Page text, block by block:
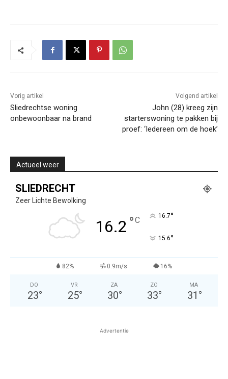
Vorig artikel
Sliedrechtse woning
onbewoonbaar na brand
Volgend artikel
John (28) kreeg zijn
starterswoning te pakken bij
proef: ‘Iedereen om de hoek’
Actueel weer
SLIEDRECHT
Zeer Lichte Bewolking
16.2 °C 16.7°
15.6°
82% 0.9m/s 16%
DO
23°
VR
25°
ZA
30°
ZO
33°
MA
31 °
Advertentie